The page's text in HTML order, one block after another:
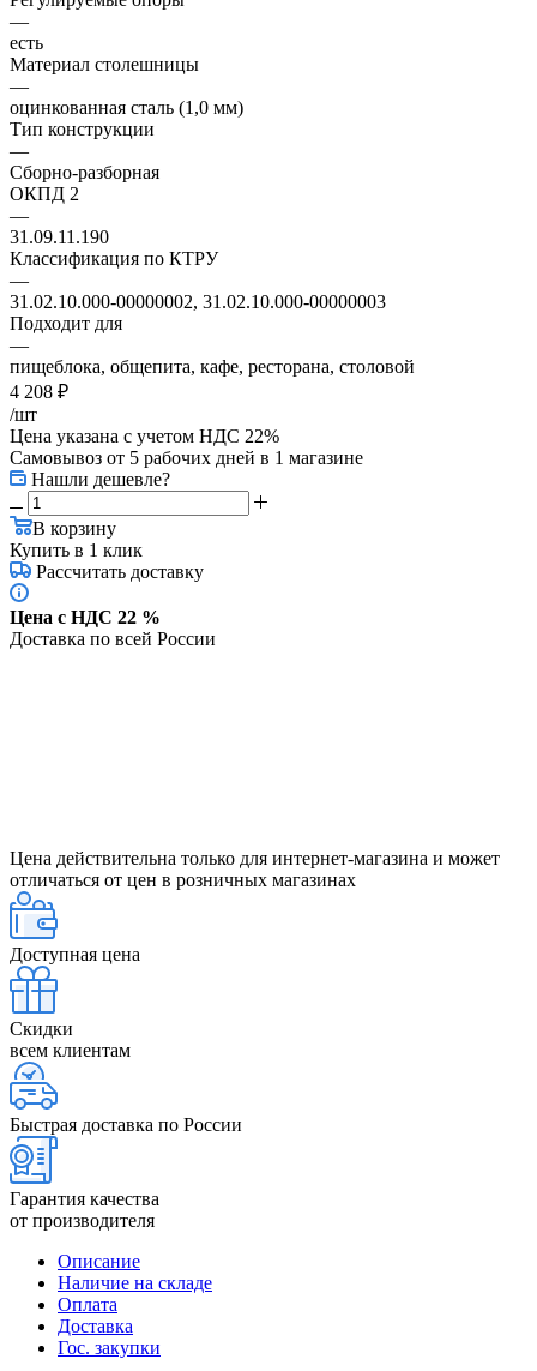
—
есть
Материал столешницы
—
оцинкованная сталь (1,0 мм)
Тип конструкции
—
Сборно-разборная
ОКПД 2
—
31.09.11.190
Классификация по КТРУ
—
31.02.10.000-00000002, 31.02.10.000-00000003
Подходит для
—
пищеблока, общепита, кафе, ресторана, столовой
4 208 ₽
/шт
Цена указана с учетом НДС 22%
Самовывоз от 5 рабочих дней в 1 магазине
Нашли дешевле?
В корзину
Купить в 1 клик
Рассчитать доставку
Цена с НДС 22 %
Доставка по всей России
Цена действительна только для интернет-магазина и может
отличаться от цен в розничных магазинах
Доступная цена
Скидки
всем клиентам
Быстрая доставка по России
Гарантия качества
от производителя
Описание
Наличие на складе
Оплата
Доставка
Гос. закупки